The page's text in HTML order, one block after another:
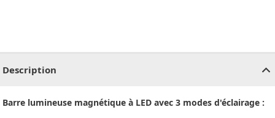
Description
Barre lumineuse magnétique à LED avec 3 modes d'éclairage :